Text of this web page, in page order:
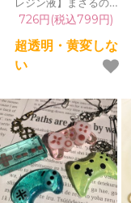
レジン液】まさるの涙
ver.03 超透明 70g 初心
者 作家 コーティング
ハード 黄変しない 高品
質 クリア 猫 UVレジン
液 安い おすすめ
726円(税込799円)
超透明・黄変しな
い